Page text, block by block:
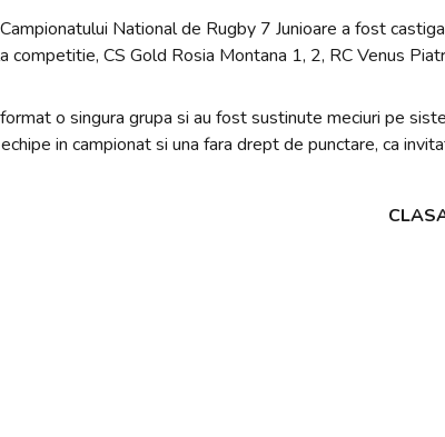
National de Rugby 7 Junioare a fost
competitie, CS Gold Rosia Montana 1, 2, RC Venus
o singura grupa si au fost sustinute meciuri pe
in campionat si una fara drept de punctare, ca